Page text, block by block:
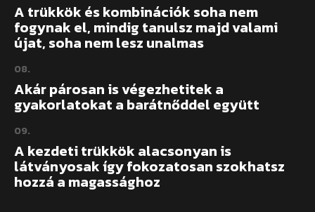
A trükkök és kombinációk soha nem
fogynak el, mindig tanulsz majd valami
újat, soha nem lesz unalmas
08.
Akár párosan is végezhetitek a
gyakorlatokat a barátnőddel együtt
09.
A kezdeti trükkök alacsonyan is
látványosak így fokozatosan szokhatsz
hozzá a magassághoz